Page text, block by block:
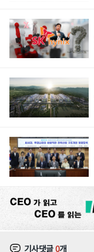
기사댓글0개